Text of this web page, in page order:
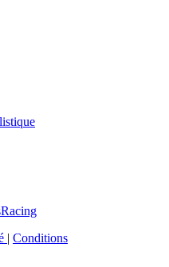
| Conditions